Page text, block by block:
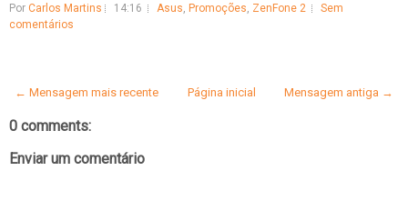
Por Carlos Martins 14:16 Asus, Promoções, ZenFone 2
Sem
comentários
← Mensagem mais recente Mensagem antiga →
Página inicial
0 comments:
Enviar um comentário